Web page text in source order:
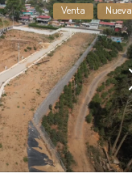
Venta Nueva